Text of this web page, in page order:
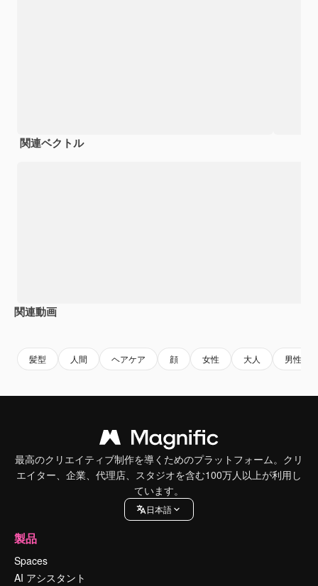
関連ベクトル
関連動画
髪型 人間 ヘアケア 顔 女性 大人 男性
最高のクリエイティブ制作を導くためのプラットフォーム。クリ
エイター、企業、代理店、スタジオを含む100万人以上が利用し
ています。
日本語
製品
Spaces
AI アシスタント